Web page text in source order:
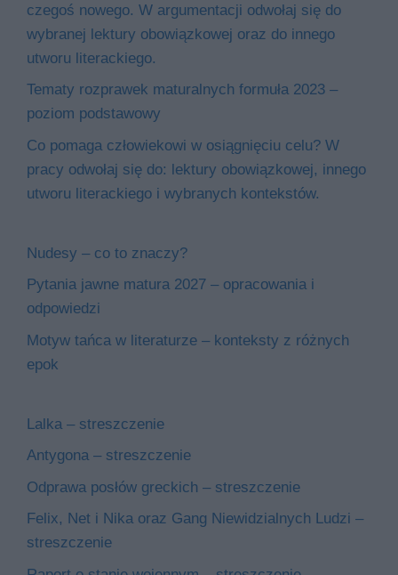
czegoś nowego. W argumentacji odwołaj się do
wybranej lektury obowiązkowej oraz do innego
utworu literackiego.
Tematy rozprawek maturalnych formuła 2023 –
poziom podstawowy
Co pomaga człowiekowi w osiągnięciu celu? W
pracy odwołaj się do: lektury obowiązkowej, innego
utworu literackiego i wybranych kontekstów.
Nudesy – co to znaczy?
Pytania jawne matura 2027 – opracowania i
odpowiedzi
Motyw tańca w literaturze – konteksty z różnych
epok
Lalka – streszczenie
Antygona – streszczenie
Odprawa posłów greckich – streszczenie
Felix, Net i Nika oraz Gang Niewidzialnych Ludzi –
streszczenie